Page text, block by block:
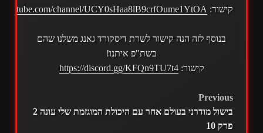
קישור: channel/UCY0sHaa8lB9crfOume1YtOA
בנוסף לזה הנה קישור לשרת דיסקורד גאנג משלנו שהם
בשת"פ איתנו!
קישור:https://discord.gg/KFQn9TU7t4
POST
NAVIGATION
Previous
בישול מודרני בעולם אחר עם היכולת המוגזמת שלי עונה 2
פרק 10